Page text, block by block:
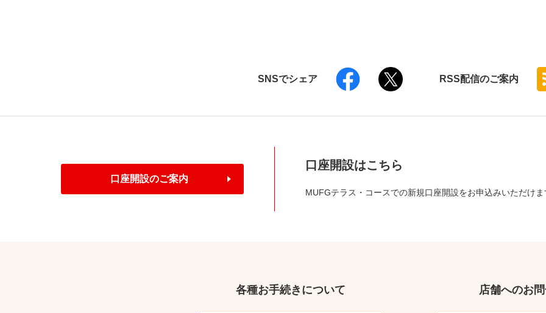
SNSでシェア RSS配信のご案内
口座開設のご案内
口座開設はこちら
MUFGテラス・コースでの新規口座開設をお申込みいただけま
各種お手続きについて 店舗へのお